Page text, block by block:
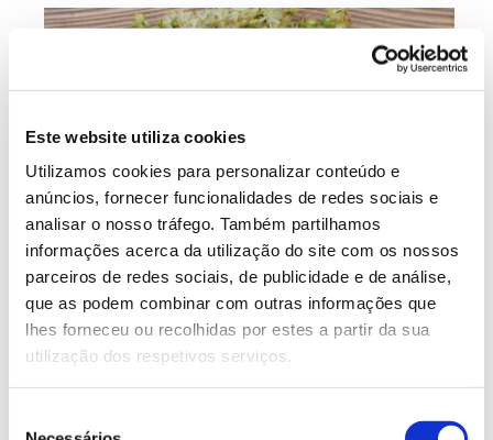
Este website utiliza cookies
Utilizamos cookies para personalizar conteúdo e
anúncios, fornecer funcionalidades de redes sociais e
analisar o nosso tráfego. Também partilhamos
informações acerca da utilização do site com os nossos
parceiros de redes sociais, de publicidade e de análise,
que as podem combinar com outras informações que
lhes forneceu ou recolhidas por estes a partir da sua
utilização dos respetivos serviços.
Madeira de tília: dos
instrumentos musicais à